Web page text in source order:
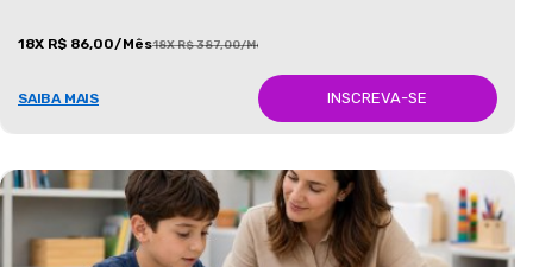
18X R$ 86,00/Mês18X R$ 387,00/Mês
SAIBA MAIS INSCREVA-SE